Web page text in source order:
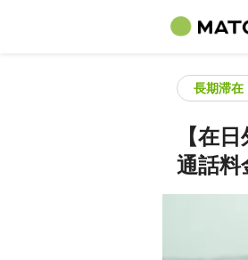
長期滞在
【在
通話料